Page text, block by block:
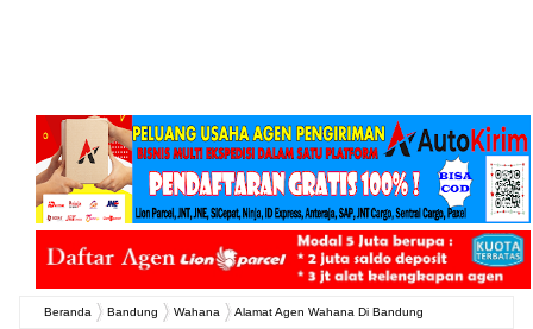
Beranda Bandung Wahana Alamat Agen Wahana Di Bandung